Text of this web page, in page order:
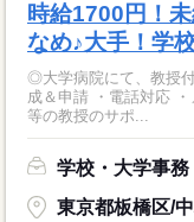
時給1700円！
なめ♪大手！学
◎大学病院にて、教授付きのサポート
成＆申請 ・電話対応
等の教授のサポ...
学校・大学事務
東京都板橋区/